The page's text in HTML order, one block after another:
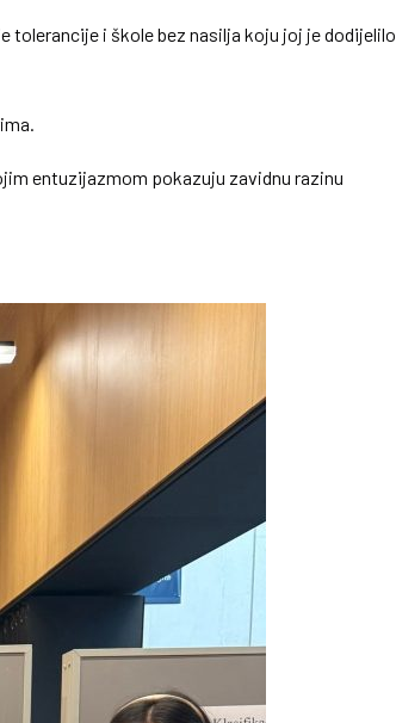
tolerancije i škole bez nasilja koju joj je dodijelilo
entuzijazmom pokazuju zavidnu razinu